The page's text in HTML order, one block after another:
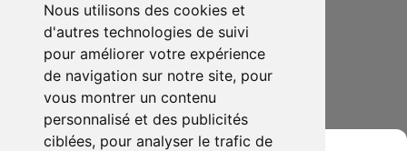
Nous utilisons des cookies et
d'autres technologies de suivi
pour améliorer votre expérience
de navigation sur notre site, pour
vous montrer un contenu
personnalisé et des publicités
ciblées, pour analyser le trafic de
5.00€ 1
fifa 21 nxt lvl xbox series x